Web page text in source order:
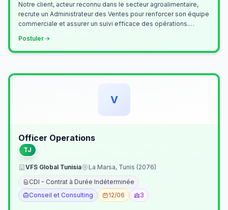
Notre client, acteur reconnu dans le secteur agroalimentaire,
recrute un Administrateur des Ventes pour renforcer son équipe
commerciale et assurer un suivi efficace des opérations.
Postuler
V
Officer Operations
TJ
VFS Global Tunisia
La Marsa, Tunis (2076)
CDI - Contrat à Durée Indéterminée
Conseil et Consulting
12/06 3